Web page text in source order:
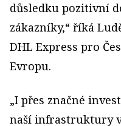
důsledku pozitivní
zákazníky,“ říká
DHL Express pro
Evropu.
„I přes značné
naší infrastruktury